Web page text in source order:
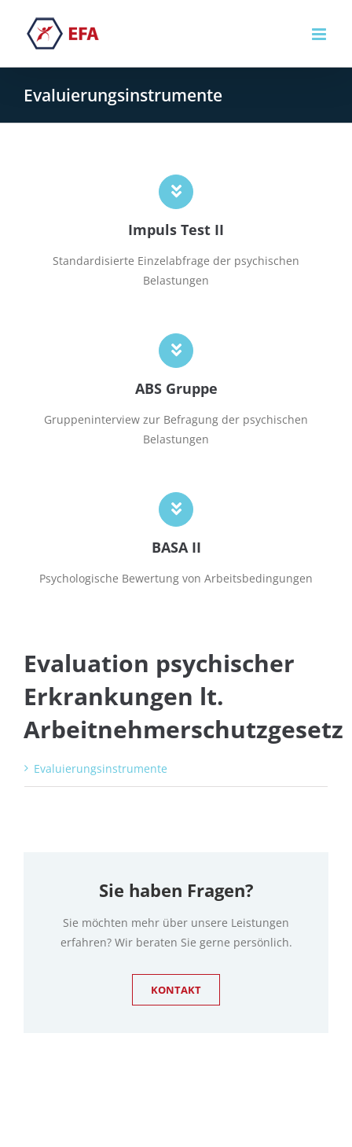
Inhalt
springen
Evaluierungsinstrumente
Impuls Test II
Standardisierte Einzelabfrage der psychischen
Belastungen
ABS Gruppe
Gruppeninterview zur Befragung der psychischen
Belastungen
BASA II
Psychologische Bewertung von Arbeitsbedingungen
Evaluation psychischer
Erkrankungen lt.
Arbeitnehmerschutzgesetz
Evaluierungsinstrumente
Sie haben Fragen?
Sie möchten mehr über unsere Leistungen
erfahren? Wir beraten Sie gerne persönlich.
KONTAKT